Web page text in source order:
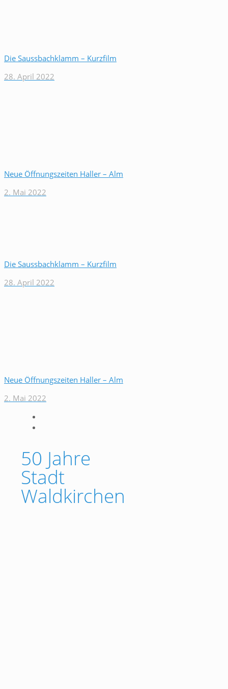
Die Saussbachklamm – Kurzfilm
28. April 2022
Neue Öffnungszeiten Haller – Alm
2. Mai 2022
Die Saussbachklamm – Kurzfilm
28. April 2022
Neue Öffnungszeiten Haller – Alm
2. Mai 2022
50 Jahre
Stadt
Waldkirchen